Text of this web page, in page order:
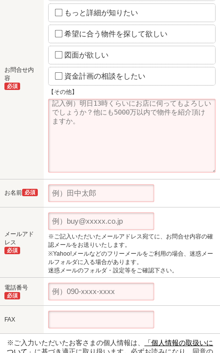
お問合せ内
容
必須
もっと詳細が知りたい
希望に合う物件を探して欲しい
図面が欲しい
資金計画の相談をしたい
【その他】
お名前 必須
メールアド
レス
必須
※ご記入いただいたメールアドレス宛てに、お問合せ内容の確
認メールをお送りいたします。
※Yahoo!メールなどのフリーメールをご利用の場合、迷惑メー
ルフォルダに入る場合があります。
迷惑メールのフォルダ・設定等をご確認下さい。
電話番号
必須
FAX
※ご入力いただいたお客さまの個人情報は、
「個人情報の取扱いに
ついて」 に基づき適正に取り扱います。必ずお読みになり、同意の